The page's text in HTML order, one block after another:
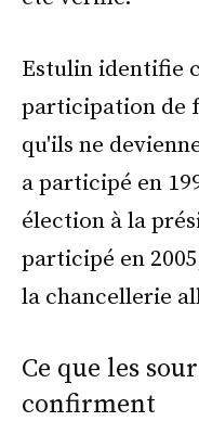
Estulin identifie
participation de
qu'ils ne
a participé en
élection à la
participé en
la chancellerie
Ce que les
confirment